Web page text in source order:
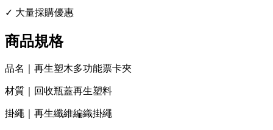
✓ 大量採購優惠
商品規格
品名｜再生塑木多功能票卡夾
材質｜回收瓶蓋再生塑料
掛繩｜再生纖維編織掛繩